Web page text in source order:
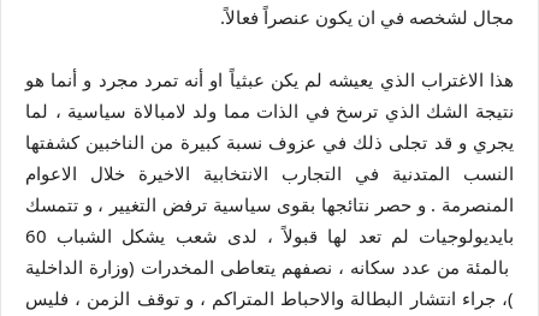
مجال لشخصه في ان يكون عنصراً فعالاً.
هذا الاغتراب الذي يعيشه لم يكن عبثياً او أنه تمرد مجرد و أنما هو
نتيجة الشك الذي ترسخ في الذات مما ولد لامبالاة سياسية ، لما
يجري و قد تجلى ذلك في عزوف نسبة كبيرة من الناخبين كشفتها
النسب المتدنية في التجارب الانتخابية الاخيرة خلال الاعوام
المنصرمة . و حصر نتائجها بقوى سياسية ترفض التغيير ، و تتمسك
بايديولوجيات لم تعد لها قبولاً ، لدى شعب يشكل الشباب 60
بالمئة من عدد سكانه ، نصفهم يتعاطى المخدرات (وزارة الداخلية
)، جراء انتشار البطالة والاحباط المتراكم ، و توقف الزمن ، فليس